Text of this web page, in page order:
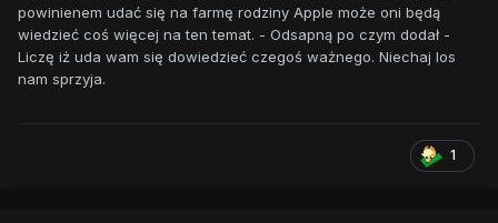
powinienem udać się na farmę rodziny Apple może oni będą
wiedzieć coś więcej na ten temat. - Odsapną po czym dodał -
Liczę iż uda wam się dowiedzieć czegoś ważnego. Niechaj los
nam sprzyja.
1